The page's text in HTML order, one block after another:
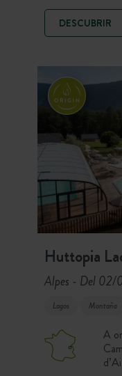
DESCUBRIR
Huttopia
Alpes - Del 02/
Lagos Montaña
A